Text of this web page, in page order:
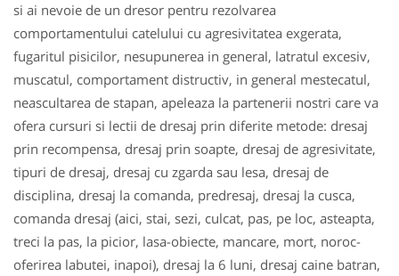
si ai nevoie de un dresor pentru rezolvarea
comportamentului catelului cu agresivitatea exgerata,
fugaritul pisicilor, nesupunerea in general, latratul excesiv,
muscatul, comportament distructiv, in general mestecatul,
neascultarea de stapan, apeleaza la partenerii nostri care va
ofera cursuri si lectii de dresaj prin diferite metode: dresaj
prin recompensa, dresaj prin soapte, dresaj de agresivitate,
tipuri de dresaj, dresaj cu zgarda sau lesa, dresaj de
disciplina, dresaj la comanda, predresaj, dresaj la cusca,
comanda dresaj (aici, stai, sezi, culcat, pas, pe loc, asteapta,
treci la pas, la picior, lasa-obiecte, mancare, mort, noroc-
oferirea labutei, inapoi), dresaj la 6 luni, dresaj caine batran,